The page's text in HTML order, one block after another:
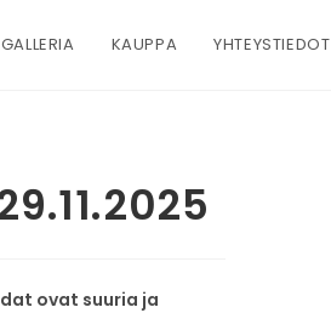
KAUPPA YHTEYSTIEDOT
ovat suuria ja